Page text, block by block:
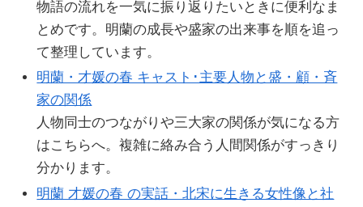
物語の流れを一気に振り返りたいときに便利なま
とめです。明蘭の成長や盛家の出来事を順を追っ
て整理しています。
明蘭・才媛の春 キャスト･主要人物と盛・顧・斉
家の関係
人物同士のつながりや三大家の関係が気になる方
はこちらへ。複雑に絡み合う人間関係がすっきり
分かります。
明蘭 才媛の春 の実話・北宋に生きる女性像と社